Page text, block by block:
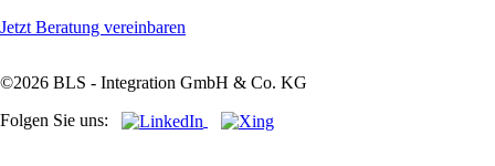
Jetzt Beratung vereinbaren
©2026 BLS - Integration GmbH & Co. KG
Folgen Sie uns: